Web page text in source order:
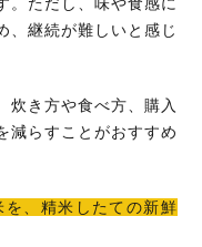
、継続が難しいと感じ
炊き方や食べ方、購入
減らすことがおすすめ
、精米したての新鮮